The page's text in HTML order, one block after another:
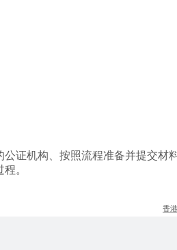
证机构、按照流程准备并提交材
。
香